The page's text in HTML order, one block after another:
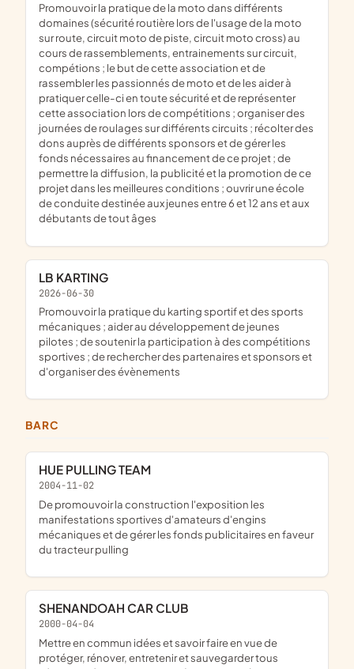
promouvoir la pratique de la moto dans différents
domaines (sécurité routière lors de l'usage de la moto
sur route, circuit moto de piste, circuit moto cross) au
cours de rassemblements, entrainements sur circuit,
compétions ; le but de cette association et de
rassembler les passionnés de moto et de les aider à
pratiquer celle-ci en toute sécurité et de représenter
cette association lors de compétitions ; organiser des
journées de roulages sur différents circuits ; récolter des
dons auprès de différents sponsors et de gérer les
fonds nécessaires au financement de ce projet ; de
permettre la diffusion, la publicité et la promotion de ce
projet dans les meilleures conditions ; ouvrir une école
de conduite destinée aux jeunes entre 6 et 12 ans et aux
débutants de tout âges
LB KARTING
2026-06-30
promouvoir la pratique du karting sportif et des sports
mécaniques ; aider au développement de jeunes
pilotes ; de soutenir la participation à des compétitions
sportives ; de rechercher des partenaires et sponsors et
d'organiser des évènements
BARC
HUE PULLING TEAM
2004-11-02
de promouvoir la construction l'exposition les
manifestations sportives d'amateurs d'engins
mécaniques et de gérer les fonds publicitaires en faveur
du tracteur pulling
SHENANDOAH CAR CLUB
2000-04-04
mettre en commun idées et savoir faire en vue de
protéger, rénover, entretenir et sauvegarder tous